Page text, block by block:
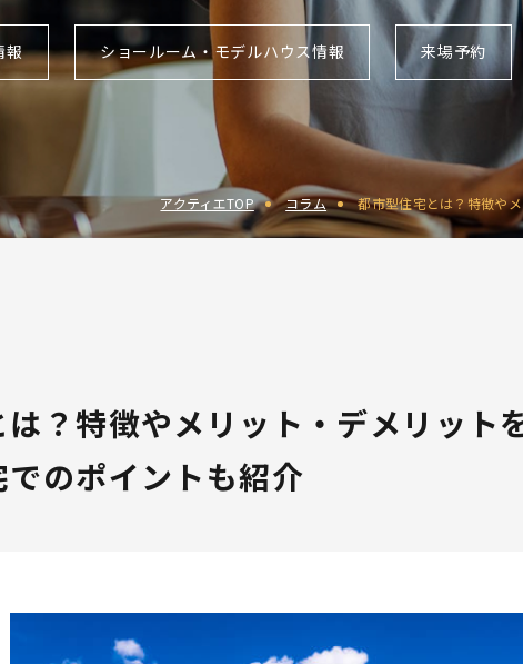
報 ショールーム ・モデルハウス情報 来場予約
アクティエTOP コラム 都市型住宅とは？特徴や
は？特徴やメリット・デメリット
のポイントも紹介